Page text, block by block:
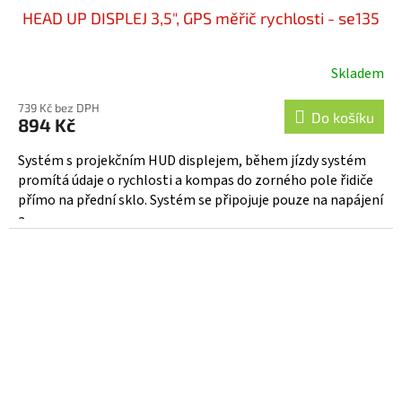
HEAD UP DISPLEJ 3,5", GPS měřič rychlosti - se135
Skladem
739 Kč bez DPH
894 Kč Do košíku
Systém s projekčním HUD displejem, během jízdy systém
promítá údaje o rychlosti a kompas do zorného pole řidiče
přímo na přední sklo. Systém se připojuje pouze na napájení
a...